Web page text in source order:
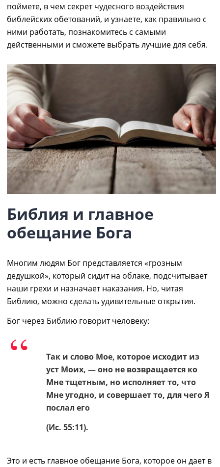
поймете, в чем секрет чудесного воздействия
библейских обетований, и узнаете, как правильно с
ними работать, познакомитесь с самыми
действенными и сможете выбрать лучшие для себя.
Библия и главное
обещание Бога
Многим людям Бог представляется «грозным
дедушкой», который сидит на облаке, подсчитывает
наши грехи и назначает наказания. Но, читая
Библию, можно сделать удивительные открытия.
Бог через Библию говорит человеку:
Так и слово Мое, которое исходит из
уст Моих, ― оно не возвращается ко
Мне тщетным, но исполняет то, что
Мне угодно, и совершает то, для чего Я
послал его
(Ис. 55:11).
Это и есть главное обещание Бога, которое он дает в